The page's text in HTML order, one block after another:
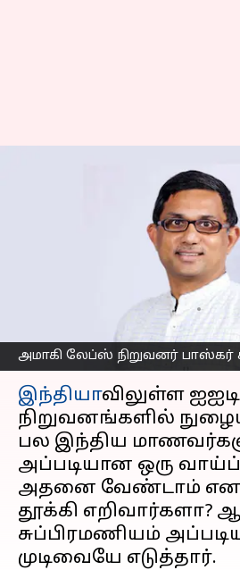
அமாகி லேப்ஸ் நிறுவனர் பாஸ்கர்
IIT வாய்ப்பை
உதறித்தள்ளி
தொடங்கிய
பாஸ்கர்
யார் இவர்?
Prasanna Venkatesh May
செய்தி முன்னோட்டம்
இந்தியாவிலுள்ள ஐஐடி
நிறுவனங்களில்
பல இந்திய
அப்படியான ஒரு
அதனை வேண்டாம் என
தூக்கி எறிவார்களா?
சுப்பிரமணியம்
முடிவையே எடுத்தார்.